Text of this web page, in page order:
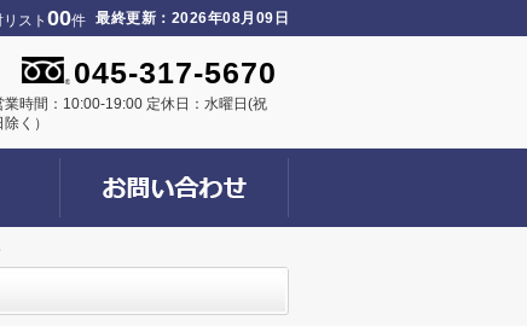
スト 00件 最終更新：2026年08月09日
045-317-5670
業時間：10:00-19:00 定休日：水曜日(祝
除く）